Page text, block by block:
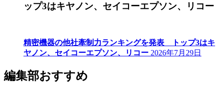
ップ3はキヤノン、セイコーエプソン、リコー
精密機器の他社牽制力ランキングを発表 トップ3はキ
ヤノン、セイコーエプソン、リコー 2026年7月29日
編集部おすすめ